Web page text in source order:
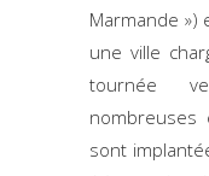
Marmande »)
une ville
tournée
nombreuses
sont